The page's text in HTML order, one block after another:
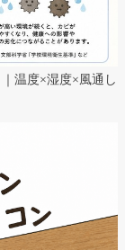
温度×湿度×風通し